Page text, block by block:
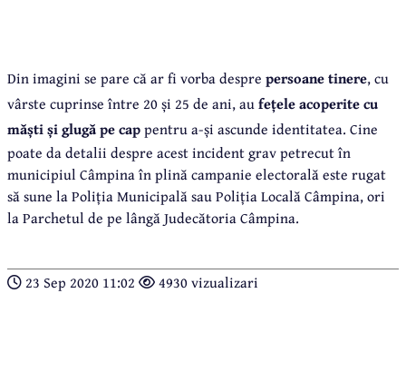
Din imagini se pare că ar fi vorba despre persoane tinere, cu
vârste cuprinse între 20 și 25 de ani, aufețele acoperite cu
măști și glugă pe cappentru a-și ascunde identitatea. Cine
poate da detalii despre acest incident grav petrecut în
municipiul Câmpina în plină campanie electorală este rugat
să sune la Poliția Municipală sau Poliția Locală Câmpina, ori
la Parchetul de pe lângă Judecătoria Câmpina.
23 Sep 2020 11:02 4930 vizualizari